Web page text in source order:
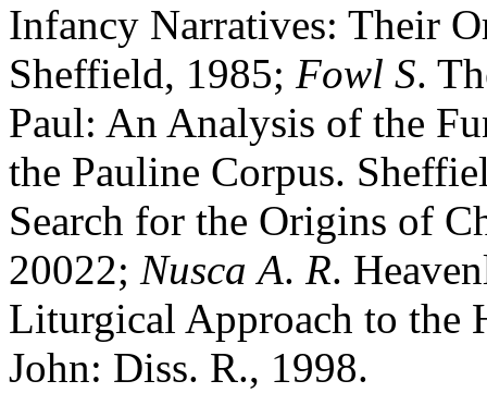
Infancy Narratives: Their
Sheffield, 1985; Fowl S.
Paul: An Analysis of the
the Pauline Corpus.
Search for the Origins of
20022; Nusca A. R.
Liturgical Approach to the
John: Diss. R., 1998.